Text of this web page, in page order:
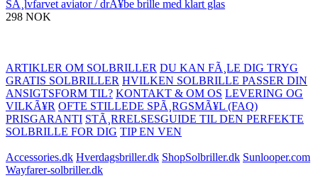
SÃ¸lvfarvet aviator / drÃ¥be brille med klart glas
298 NOK
ARTIKLER OM SOLBRILLER DU KAN FÃ¸LE DIG TRYG
GRATIS SOLBRILLER HVILKEN SOLBRILLE PASSER DIN
ANSIGTSFORM TIL? KONTAKT & OM OS LEVERING OG
VILKÃ¥R OFTE STILLEDE SPÃ¸RGSMÃ¥L (FAQ)
PRISGARANTI STÃ¸RRELSESGUIDE TIL DEN PERFEKTE
SOLBRILLE FOR DIG TIP EN VEN
Accessories.dk Hverdagsbriller.dk ShopSolbriller.dk Sunlooper.com
Wayfarer-solbriller.dk